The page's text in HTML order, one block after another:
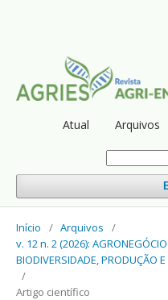
Atual Arquivos
Início / Arquivos
/
v. 12 n. 2 (2026):
BIODIVERSIDADE, PRODUÇÃO
/
Artigo científico